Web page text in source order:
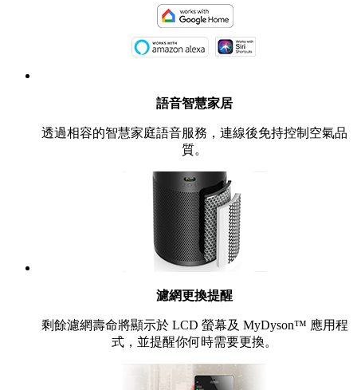
語音智慧家居
透過相容的智慧家庭語音服務，連線後免持控制空氣品
質。
濾網更換提醒
剩餘濾網壽命將顯示於 LCD 螢幕及 MyDyson™ 應用程
式，並提醒你何時需要更換。